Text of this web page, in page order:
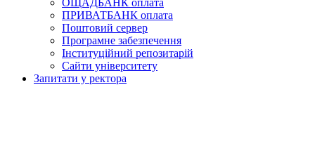
ПРИВАТБАНК оплата
Поштовий сервер
Програмне забезпечення
Інституційний репозитарій
Сайти університету
Запитати у ректора